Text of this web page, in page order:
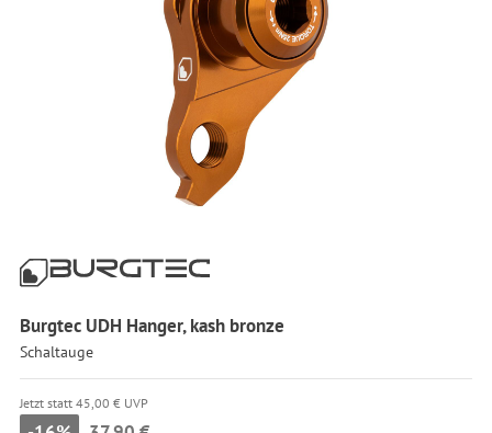
Burgtec UDH Hanger, kash bronze
Schaltauge
Jetzt statt 45,00 € UVP